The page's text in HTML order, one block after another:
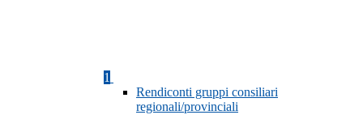
1
Rendiconti gruppi consiliari
regionali/provinciali